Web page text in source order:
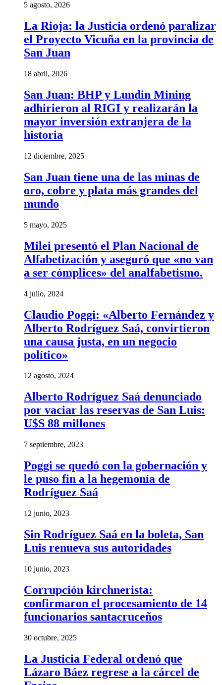
5 agosto, 2026
La Rioja: la Justicia ordenó paralizar
el Proyecto Vicuña en la provincia de
San Juan
18 abril, 2026
San Juan: BHP y Lundin Mining
adhirieron al RIGI y realizarán la
mayor inversión extranjera de la
historia
12 diciembre, 2025
San Juan tiene una de las minas de
oro, cobre y plata más grandes del
mundo
5 mayo, 2025
Milei presentó el Plan Nacional de
Alfabetización y aseguró que «no van
a ser cómplices» del analfabetismo.
4 julio, 2024
Claudio Poggi: «Alberto Fernández y
Alberto Rodríguez Saá, convirtieron
una causa justa, en un negocio
político»
12 agosto, 2024
Alberto Rodríguez Saá denunciado
por vaciar las reservas de San Luis:
U$S 88 millones
7 septiembre, 2023
Poggi se quedó con la gobernación y
le puso fin a la hegemonía de
Rodríguez Saá
12 junio, 2023
Sin Rodríguez Saá en la boleta, San
Luis renueva sus autoridades
10 junio, 2023
Corrupción kirchnerista:
confirmaron el procesamiento de 14
funcionarios santacruceños
30 octubre, 2025
La Justicia Federal ordenó que
Lázaro Báez regrese a la cárcel de